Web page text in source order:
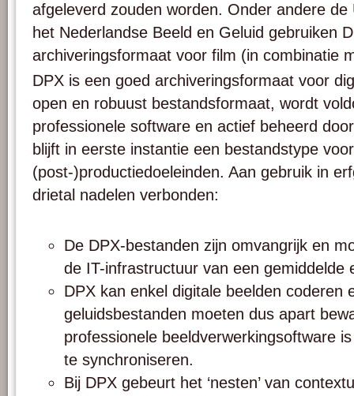
afgeleverd zouden worden. Onder andere de
het Nederlandse Beeld en Geluid gebruiken
archiveringsformaat voor film (in combinatie
DPX is een goed archiveringsformaat voor
open en robuust bestandsformaat, wordt
professionele software en actief beheerd
blijft in eerste instantie een bestandstype voor
(post-)productiedoeleinden. Aan gebruik in
drietal nadelen verbonden:
De DPX-bestanden zijn omvangrijk en
de IT-infrastructuur van een gemiddelde
DPX kan enkel digitale beelden coderen
geluidsbestanden moeten dus apart
professionele beeldverwerkingsoftware
te synchroniseren.
Bij DPX gebeurt het ‘nesten’ van